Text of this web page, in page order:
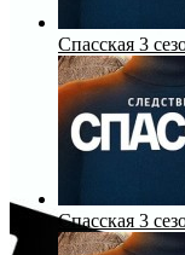
Спасская 3
Спасская 3